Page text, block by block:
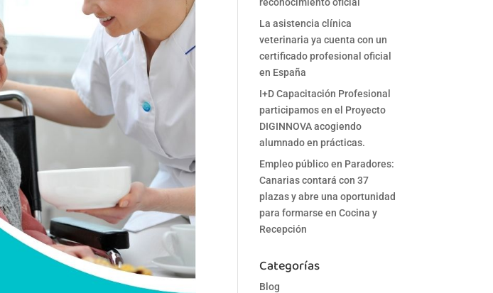
La asistencia clínica
veterinaria ya cuenta con un
certificado profesional oficial
en España
I+D Capacitación Profesional
participamos en el Proyecto
DIGINNOVA acogiendo
alumnado en prácticas.
Empleo público en Paradores:
Canarias contará con 37
plazas y abre una oportunidad
para formarse en Cocina y
Recepción
Categorías
Blog